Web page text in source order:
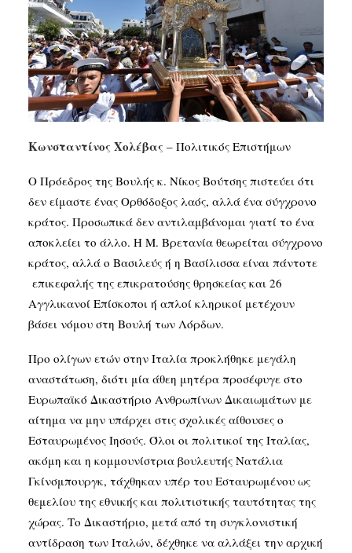
SEARCH
Κωνσταντίνος Χολέβας – Πολιτικός Επιστήμων
Ο Πρόεδρος της Βουλής κ. Νίκος Βούτσης πιστεύει ότι
δεν είμαστε ένας Ορθόδοξος λαός, αλλά ένα σύγχρονο
κράτος. Προσωπικά δεν αντιλαμβάνομαι γιατί το ένα
αποκλείει το άλλο. Η Μ. Βρετανία θεωρείται σύγχρονο
κράτος, αλλά ο Βασιλεύς ή η Βασίλισσα είναι πάντοτε
επικεφαλής της επικρατούσης θρησκείας και 26
Αγγλικανοί Επίσκοποι ή απλοί κληρικοί μετέχουν
βάσει νόμου στη Βουλή των Λόρδων.
Προ ολίγων ετών στην Ιταλία προκλήθηκε μεγάλη
αναστάτωση, διότι μία άθεη μητέρα προσέφυγε στο
Ευρωπαϊκό Δικαστήριο Ανθρωπίνων Δικαιωμάτων με
αίτημα να μην υπάρχει στις σχολικές αίθουσες ο
Εσταυρωμένος Ιησούς. Όλοι οι πολιτικοί της Ιταλίας,
ακόμη και η κομμουνίστρια βουλευτής Νατάλια
Γκίνσμπουργκ, τάχθηκαν υπέρ του Εσταυρωμένου ως
θεμελίου της εθνικής και πολιτιστικής ταυτότητας της
χώρας. Το Δικαστήριο, μετά από τη συγκλονιστική
αντίδραση των Ιταλών, δέχθηκε να αλλάξει την αρχική